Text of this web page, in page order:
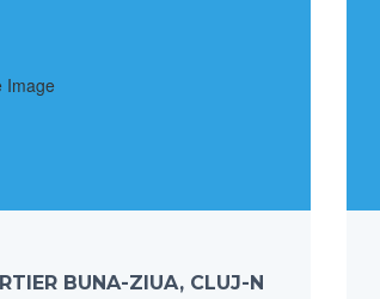
BUNA-ZIUA, CLUJ-N